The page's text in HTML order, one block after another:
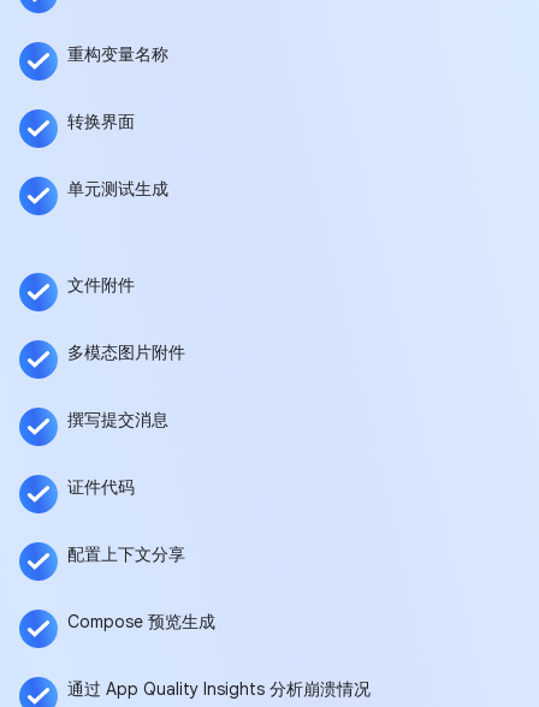
重构变量名称
转换界面
单元测试生成
文件附件
多模态图片附件
撰写提交消息
证件代码
配置上下文分享
Compose 预览生成
通过 App Quality Insights 分析崩溃情况